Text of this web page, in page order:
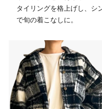
タイリングを格上げし、シ
で旬の着こなしに。